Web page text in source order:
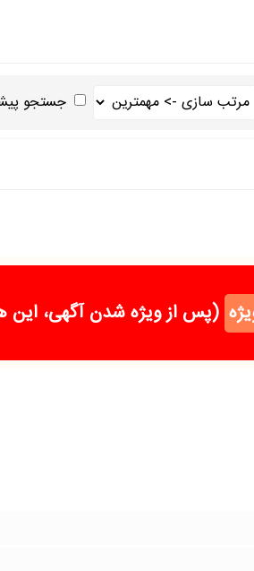
جستجو
(پس از ویژه شدن آگهی،